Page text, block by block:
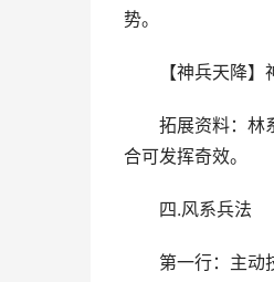
势。
【神兵天降】神
拓展资料：林系
合可发挥奇效。
四.风系兵法
第一行：主动技